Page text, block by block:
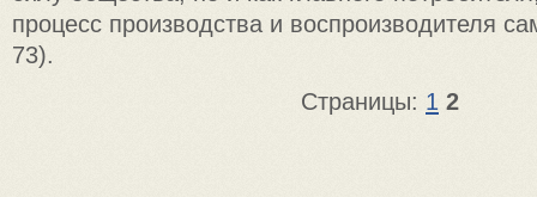
процесс производства и воспроизводителя
73).
Страницы: 1 2